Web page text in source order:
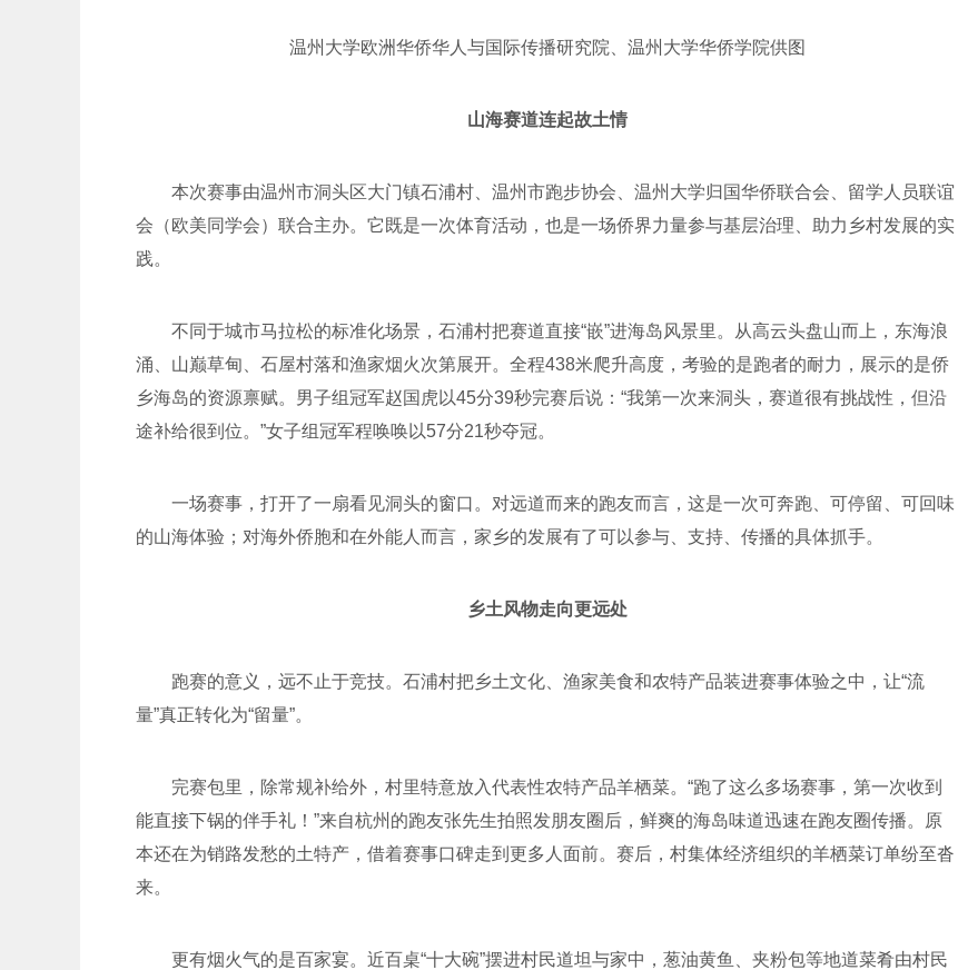
温州大学欧洲华侨华人与国际传播研究院、温州大学华侨学院供图
山海赛道连起故土情
本次赛事由温州市洞头区大门镇石浦村、温州市跑步协会、温州大学归国华侨联合会、留学人员联谊
会（欧美同学会）联合主办。它既是一次体育活动，也是一场侨界力量参与基层治理、助力乡村发展的实
践。
不同于城市马拉松的标准化场景，石浦村把赛道直接“嵌”进海岛风景里。从高云头盘山而上，东海浪
涌、山巅草甸、石屋村落和渔家烟火次第展开。全程438米爬升高度，考验的是跑者的耐力，展示的是侨
乡海岛的资源禀赋。男子组冠军赵国虎以45分39秒完赛后说：“我第一次来洞头，赛道很有挑战性，但沿
途补给很到位。”女子组冠军程唤唤以57分21秒夺冠。
一场赛事，打开了一扇看见洞头的窗口。对远道而来的跑友而言，这是一次可奔跑、可停留、可回味
的山海体验；对海外侨胞和在外能人而言，家乡的发展有了可以参与、支持、传播的具体抓手。
乡土风物走向更远处
跑赛的意义，远不止于竞技。石浦村把乡土文化、渔家美食和农特产品装进赛事体验之中，让“流
量”真正转化为“留量”。
完赛包里，除常规补给外，村里特意放入代表性农特产品羊栖菜。“跑了这么多场赛事，第一次收到
能直接下锅的伴手礼！”来自杭州的跑友张先生拍照发朋友圈后，鲜爽的海岛味道迅速在跑友圈传播。原
本还在为销路发愁的土特产，借着赛事口碑走到更多人面前。赛后，村集体经济组织的羊栖菜订单纷至沓
来。
更有烟火气的是百家宴。近百桌“十大碗”摆进村民道坦与家中，葱油黄鱼、夹粉包等地道菜肴由村民